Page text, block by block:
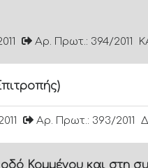
Αρ. Πρωτ.: 394/2011
Αρ. Πρωτ.: 393/2011
Κομμένου και στη